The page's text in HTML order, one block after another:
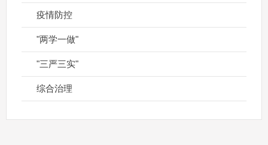
疫情防控
"两学一做"
"三严三实"
综合治理